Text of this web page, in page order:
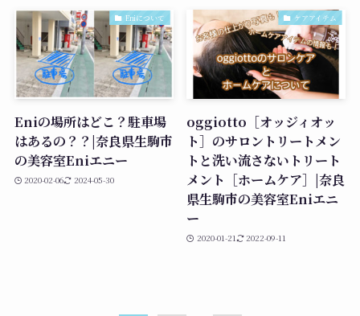
Eniについて
Eniの場所はどこ？駐車場
はあるの？？|奈良県生駒市
の美容室Eniエニー
2020-02-06 2024-05-30
ケアアイテム
oggiotto［オッジィオッ
ト］のサロントリートメン
トと洗い流さないトリート
メント［ホームケア］|奈良
県生駒市の美容室Eniエニ
ー
2020-01-21 2022-09-11